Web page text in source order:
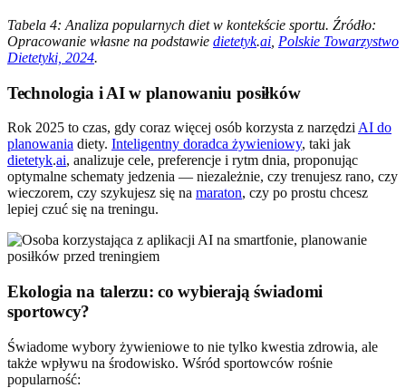
Tabela 4: Analiza popularnych diet w kontekście sportu. Źródło:
Opracowanie własne na podstawie dietetyk.ai Polskie Towarzystwo
Dietetyki, 2024.
Technologia i AI w planowaniu posiłków
Rok 2025 to czas, gdy coraz więcej osób korzysta z narzędzi AI do
planowania diety. Inteligentny doradca żywieniowy, taki jak
dietetyk.ai, analizuje cele, preferencje i rytm dnia, proponując
optymalne schematy jedzenia — niezależnie, czy trenujesz rano, czy
wieczorem, czy szykujesz się na maraton, czy po prostu chcesz
lepiej czuć się na treningu.
Ekologia na talerzu: co wybierają świadomi
sportowcy?
Świadome wybory żywieniowe to nie tylko kwestia zdrowia, ale
także wpływu na środowisko. Wśród sportowców rośnie
popularność: